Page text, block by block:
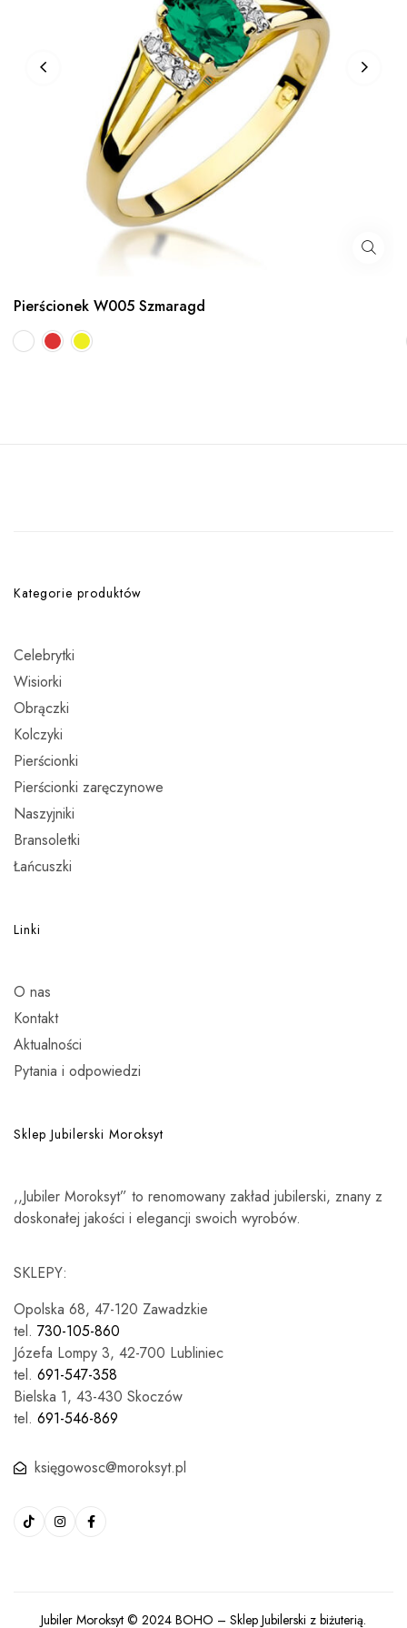
Pierścionek W005 Szmaragd
Kategorie produktów
Celebrytki
Wisiorki
Obrączki
Kolczyki
Pierścionki
Pierścionki zaręczynowe
Naszyjniki
Bransoletki
Łańcuszki
Linki
O nas
Kontakt
Aktualności
Pytania i odpowiedzi
Sklep Jubilerski Moroksyt
,,Jubiler Moroksyt” to renomowany zakład jubilerski, znany z
doskonałej jakości i elegancji swoich wyrobów.
SKLEPY:
Opolska 68, 47-120 Zawadzkie
tel. 730-105-860
Józefa Lompy 3, 42-700 Lubliniec
tel. 691-547-358
Bielska 1, 43-430 Skoczów
tel. 691-546-869
księgowosc@moroksyt.pl
Jubiler Moroksyt © 2024 BOHO – Sklep Jubilerski z biżuterią.